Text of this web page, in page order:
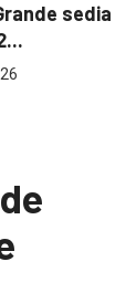
sedia